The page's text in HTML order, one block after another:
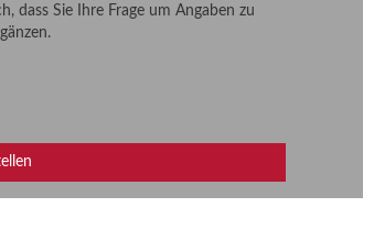
dass Sie Ihre Frage um Angaben zu